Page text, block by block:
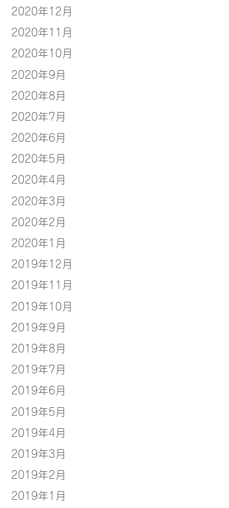
2020年12月
2020年11月
2020年10月
2020年9月
2020年8月
2020年7月
2020年6月
2020年5月
2020年4月
2020年3月
2020年2月
2020年1月
2019年12月
2019年11月
2019年10月
2019年9月
2019年8月
2019年7月
2019年6月
2019年5月
2019年4月
2019年3月
2019年2月
2019年1月